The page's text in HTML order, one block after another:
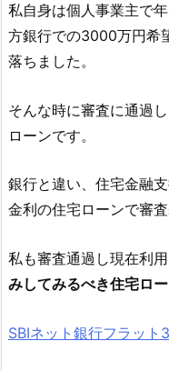
私自身は個人事業主で
方銀行での3000万円希
落ちました。
そんな時に審査に通過
ローンです。
銀行と違い、住宅金融
金利の住宅ローンで審
私も審査通過し現在利
みしてみるべき住宅ロ
SBIネット銀行フラット